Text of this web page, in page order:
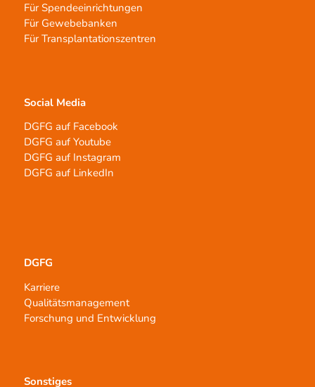
Für Spendeeinrichtungen
Für Gewebebanken
Für Transplantationszentren
Social Media
DGFG auf Facebook
DGFG auf Youtube
DGFG auf Instagram
DGFG auf LinkedIn
DGFG
Karriere
Qualitätsmanagement
Forschung und Entwicklung
Sonstiges